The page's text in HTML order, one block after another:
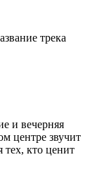
трека
и вечерняя
центре звучит
кто ценит